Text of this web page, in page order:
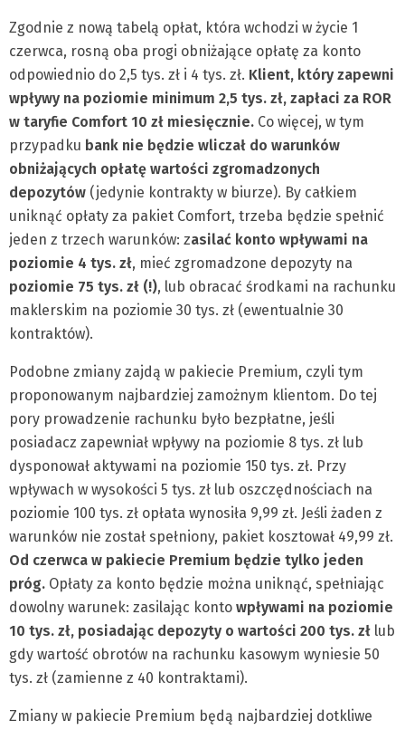
Zgodnie z nową tabelą opłat, która wchodzi w życie 1
czerwca, rosną oba progi obniżające opłatę za konto
odpowiednio do 2,5 tys. zł i 4 tys. zł. Klient, który zapewni
wpływy na poziomie minimum 2,5 tys. zł, zapłaci za ROR
w taryfie Comfort 10 zł miesięcznie. Co więcej, w tym
przypadku bank nie będzie wliczał do warunków
obniżających opłatę wartości zgromadzonych
depozytów (jedynie kontrakty w biurze). By całkiem
uniknąć opłaty za pakiet Comfort, trzeba będzie spełnić
jeden z trzech warunków: zasilać konto wpływami na
poziomie 4 tys. zł, mieć zgromadzone depozyty na
poziomie 75 tys. zł (!), lub obracać środkami na rachunku
maklerskim na poziomie 30 tys. zł (ewentualnie 30
kontraktów).
Podobne zmiany zajdą w pakiecie Premium, czyli tym
proponowanym najbardziej zamożnym klientom. Do tej
pory prowadzenie rachunku było bezpłatne, jeśli
posiadacz zapewniał wpływy na poziomie 8 tys. zł lub
dysponował aktywami na poziomie 150 tys. zł. Przy
wpływach w wysokości 5 tys. zł lub oszczędnościach na
poziomie 100 tys. zł opłata wynosiła 9,99 zł. Jeśli żaden z
warunków nie został spełniony, pakiet kosztował 49,99 zł.
Od czerwca w pakiecie Premium będzie tylko jeden
próg. Opłaty za konto będzie można uniknąć, spełniając
dowolny warunek: zasilając konto wpływami na poziomie
10 tys. zł, posiadając depozyty o wartości 200 tys. zł lub
gdy wartość obrotów na rachunku kasowym wyniesie 50
tys. zł (zamienne z 40 kontraktami).
Zmiany w pakiecie Premium będą najbardziej dotkliwe